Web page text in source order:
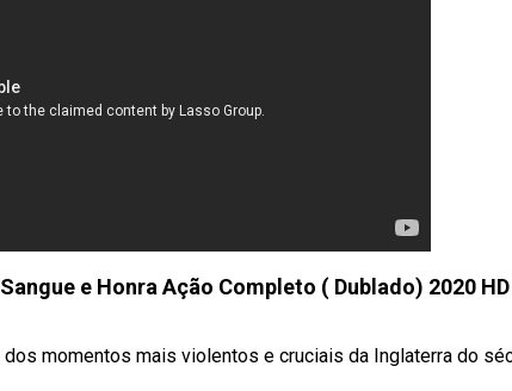
Sangue e Honra Ação Completo ( Dublado) 2020 HD
momentos mais violentos e cruciais da Inglaterra do